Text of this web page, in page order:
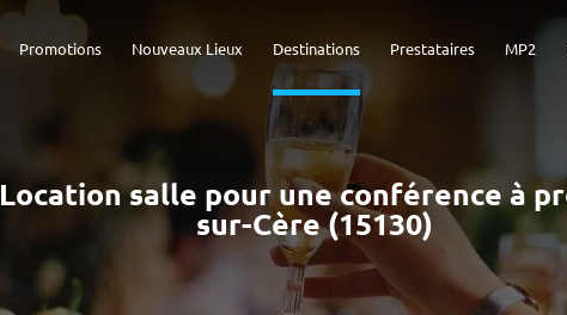
MP2
Prestataires
Destinations
Nouveaux Lieux
Promotions
salle pour une conférence à
sur-Cère (15130)